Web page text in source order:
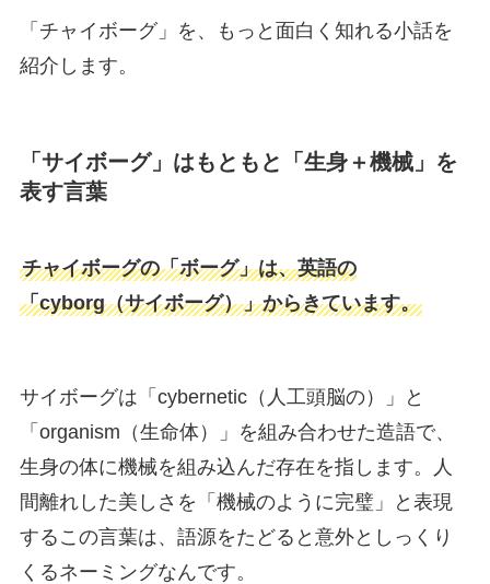
「チャイボーグ」を、もっと面白く知れる小話を
紹介します。
「サイボーグ」はもともと「生身＋機械」を
表す言葉
チャイボーグの「ボーグ」は、英語の
「cyborg（サイボーグ）」からきています。
サイボーグは「cybernetic（人工頭脳の）」と
「organism（生命体）」を組み合わせた造語で、
生身の体に機械を組み込んだ存在を指します。人
間離れした美しさを「機械のように完璧」と表現
するこの言葉は、語源をたどると意外としっくり
くるネーミングなんです。